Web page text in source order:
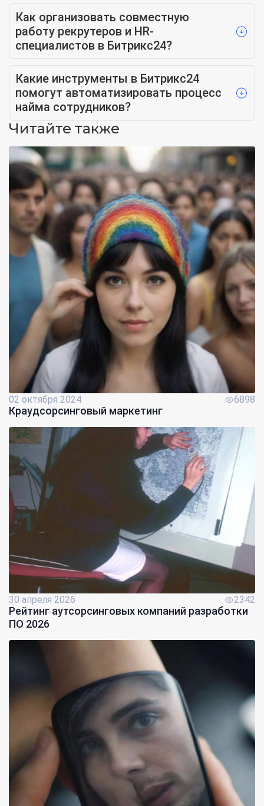
Как организовать совместную
работу рекрутеров и HR-
специалистов в Битрикс24?
Какие инструменты в Битрикс24
помогут автоматизировать процесс
найма сотрудников?
Читайте также
02 октября 2024 6898
Краудсорсинговый маркетинг
30 апреля 2026 2342
Рейтинг аутсорсинговых компаний разработки
ПО 2026